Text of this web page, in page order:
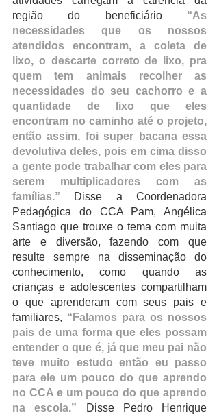
região do beneficiário “As
necessidades que os nossos
atendidos encontram, a coleta de
lixo, o descarte correto de lixo, pra
quem tem animais recolher as
necessidades do seu cachorro e a
quantidade de lixo que eles
encontram no caminho até o projeto,
então assim, foi super bacana essa
devolutiva deles, pois em cima disso
a gente pode trabalhar com eles para
serem multiplicadores com as
famílias.” Disse a Coordenadora
Pedagógica do CCA Pam, Angélica
Santiago que trouxe o tema com muita
arte e diversão, fazendo com que
resulte sempre na disseminação do
conhecimento, como quando as
crianças e adolescentes compartilham
o que aprenderam com seus pais e
familiares, “Falamos para os nossos
pais de uma forma que eles possam
entender o que é, já que meu pai não
teve muito estudo então eu passo
para ele um pouco do que aprendo
no CCA e um pouco do que aprendo
na escola.” Disse Pedro Henrique